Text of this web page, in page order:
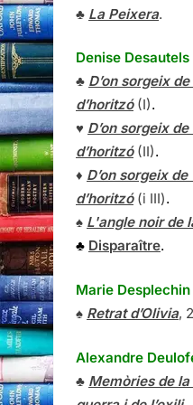
♣ La Peixera.
Denise Desautels
♣ D’on sorgeix
d’horitzó(I).
♥ D’on sorgeix
d’horitzó(II).
♦ D’on sorgeix
d’horitzó(i III).
♠ L'angle noir de
♣ Disparaître.
Marie Desplechin
♠ Retrat d’Olivia,
Alexandre
♣ Memòries de